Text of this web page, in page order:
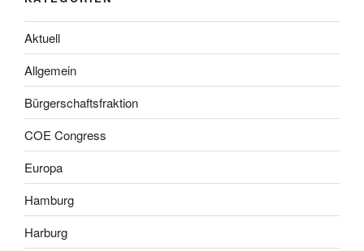
Aktuell
Allgemein
Bürgerschaftsfraktion
COE Congress
Europa
Hamburg
Harburg